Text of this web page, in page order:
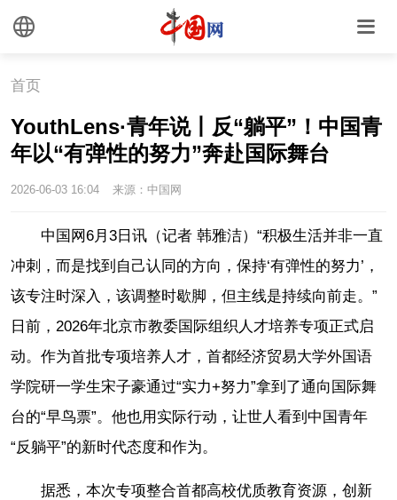
首页
YouthLens·青年说丨反“躺平”！中国青
年以“有弹性的努力”奔赴国际舞台
2026-06-03 16:04 来源：中国网
中国网6月3日讯（记者 韩雅洁）“积极生活并非一直
冲刺，而是找到自己认同的方向，保持‘有弹性的努力’，
该专注时深入，该调整时歇脚，但主线是持续向前走。”
日前，2026年北京市教委国际组织人才培养专项正式启
动。作为首批专项培养人才，首都经济贸易大学外国语
学院研一学生宋子豪通过“实力+努力”拿到了通向国际舞
台的“早鸟票”。他也用实际行动，让世人看到中国青年
“反躺平”的新时代态度和作为。
据悉，本次专项整合首都高校优质教育资源，创新